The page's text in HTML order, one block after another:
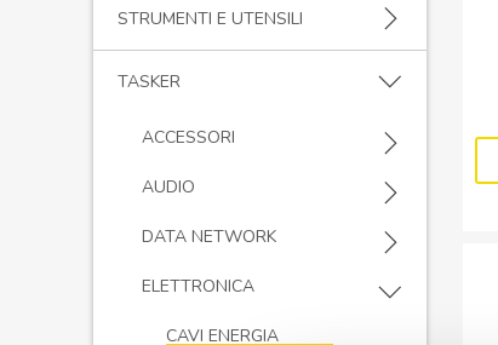
STRUMENTI E UTENSILI
TASKER
ACCESSORI
AUDIO
DATA NETWORK
ELETTRONICA
CAVI ENERGIA